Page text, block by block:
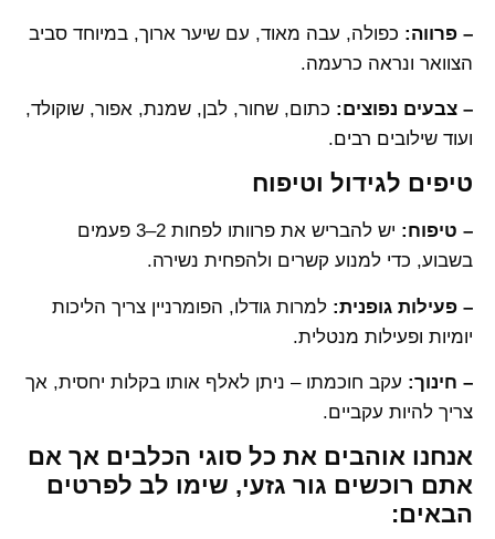
– פרווה: כפולה, עבה מאוד, עם שיער ארוך, במיוחד סביב
הצוואר ונראה כרעמה.
– צבעים נפוצים: כתום, שחור, לבן, שמנת, אפור, שוקולד,
ועוד שילובים רבים.
טיפים לגידול וטיפוח
– טיפוח:
יש להבריש את פרוותו לפחות 2–3 פעמים
בשבוע, כדי למנוע קשרים ולהפחית נשירה.
– פעילות גופנית: למרות גודלו, הפומרניין צריך הליכות
יומיות ופעילות מנטלית.
– חינוך: עקב חוכמתו – ניתן לאלף אותו בקלות יחסית, אך
צריך להיות עקביים.
אנחנו אוהבים את כל סוגי הכלבים אך אם
אתם רוכשים גור גזעי, שימו לב לפרטים
הבאים: